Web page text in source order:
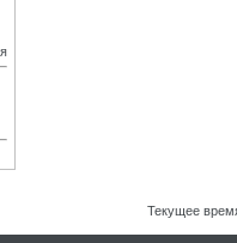
Текущее